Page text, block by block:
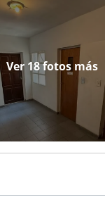
Ver 18 fotos más